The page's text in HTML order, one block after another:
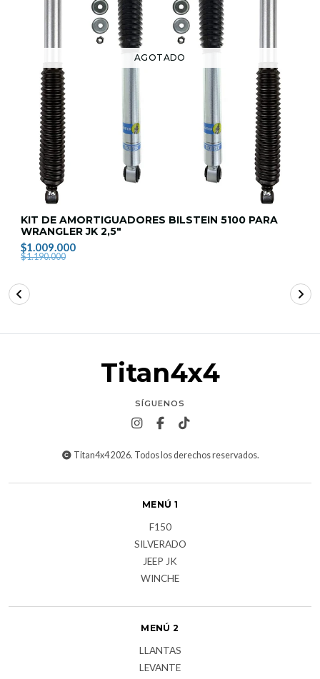
AGOTADO
KIT DE AMORTIGUADORES BILSTEIN 5100 PARA
WRANGLER JK 2,5"
$1.009.000
$1.190.000
Titan4x4
SÍGUENOS
Titan4x4 2026. Todos los derechos reservados.
MENÚ 1
F150
SILVERADO
JEEP JK
WINCHE
MENÚ 2
LLANTAS
LEVANTE